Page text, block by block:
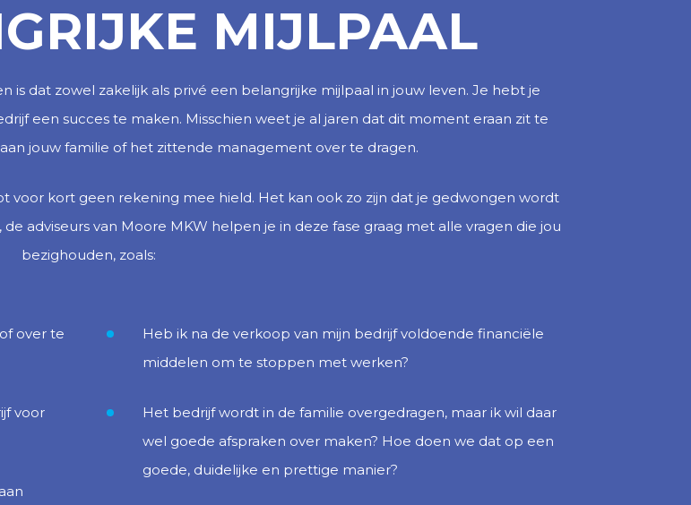
MIJLPAAL
is dat zowel zakelijk als privé een belangrijke mijlpaal in jouw leven. Je hebt je
een succes te maken. Misschien weet je al jaren dat dit moment eraan zit te
jouw familie of het zittende management over te dragen.
voor kort geen rekening mee hield. Het kan ook zo zijn dat je gedwongen wordt
adviseurs van Moore MKW helpen je in deze fase graag met alle vragen die jou
bezighouden, zoals:
over te
voor
Heb ik na de verkoop van mijn bedrijf voldoende financiële
middelen om te stoppen met werken?
Het bedrijf wordt in de familie overgedragen, maar ik wil daar
wel goede afspraken over maken? Hoe doen we dat op een
goede, duidelijke en prettige manier?